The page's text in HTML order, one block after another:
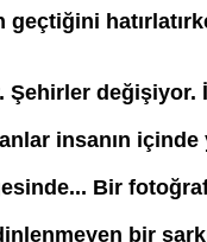
geçtiğini
Şehirler değişiyor.
insanın
Bir
bir